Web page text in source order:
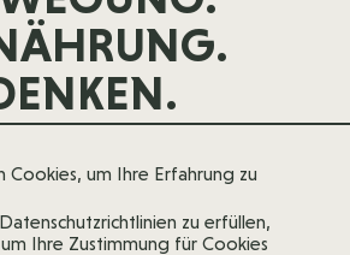
um Ihre Erfahrung zu
zu erfüllen,
Ihre Zustimmung für Cookies